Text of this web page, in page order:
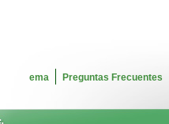
ema Preguntas Frecuentes